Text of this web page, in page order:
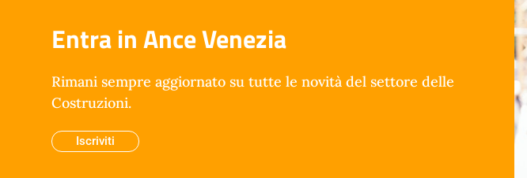
Entra in Ance Venezia
Rimani sempre aggiornato su tutte le novità del settore delle
Costruzioni.
Iscriviti